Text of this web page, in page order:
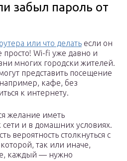
забыл пароль от
или что делать если он
просто! Wi-fi уже давно и
многих городски жителей.
представить посещение
кафе, без
к интернету.
желание иметь
сети и в домашних условиях.
вероятность столкнуться с
так или иначе,
каждый — нужно